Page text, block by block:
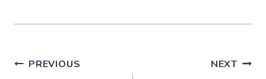
Post
PREVIOUS NEXT